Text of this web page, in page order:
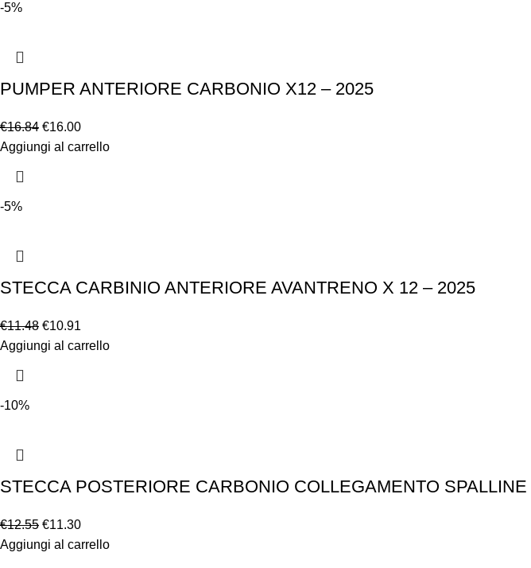
-5%
PUMPER ANTERIORE CARBONIO X12 – 2025
€16.84 €16.00
Aggiungi al carrello
-5%
STECCA CARBINIO ANTERIORE AVANTRENO X 12 – 2025
€11.48 €10.91
Aggiungi al carrello
-10%
STECCA POSTERIORE CARBONIO COLLEGAMENTO
€12.55 €11.30
Aggiungi al carrello